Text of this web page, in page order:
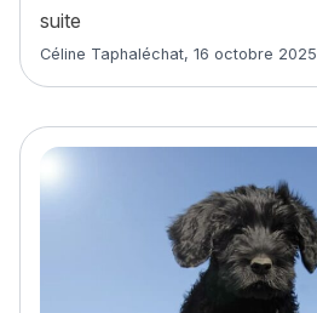
suite
Article rédigé par
Céline Taphaléchat, 16 octobre 2025